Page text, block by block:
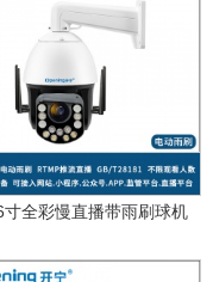
寸全彩慢直播带雨刷球机